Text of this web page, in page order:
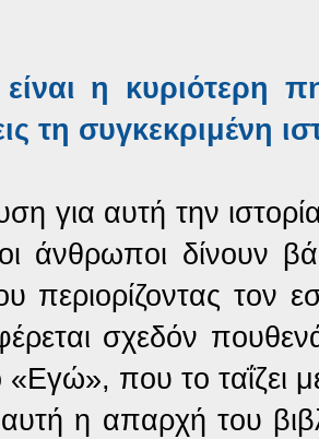
η κυριότερη
τη συγκεκριμένη
για αυτή την
άνθρωποι δίνουν
περιορίζοντας τον
σχεδόν
«Εγώ», που το ταΐζει
αυτή η απαρχή του